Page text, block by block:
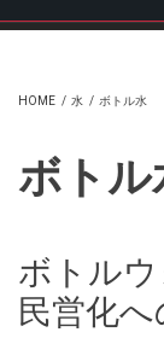
HOME / 水 / ボトル水
ボトル
ボトル
民営化